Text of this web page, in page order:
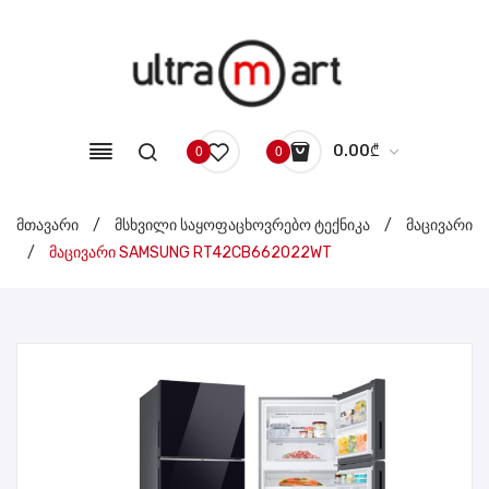
0 0 0.00₾
No products in the cart.
მთავარი / მსხვილი საყოფაცხოვრებო ტექნიკა /
მაცივარი
/
მაცივარი SAMSUNG RT42CB662022WT